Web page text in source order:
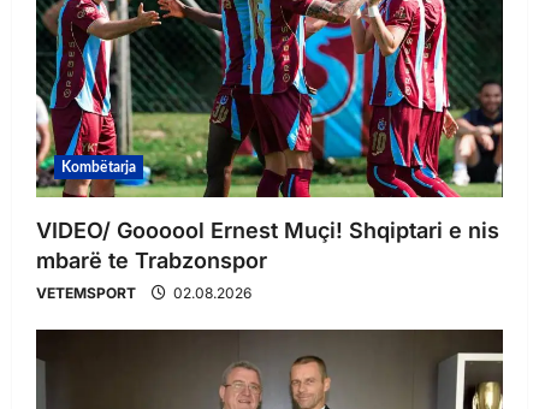
Kombëtarja
VIDEO/ Goooool Ernest Muçi! Shqiptari e nis
mbarë te Trabzonspor
VETEMSPORT 02.08.2026